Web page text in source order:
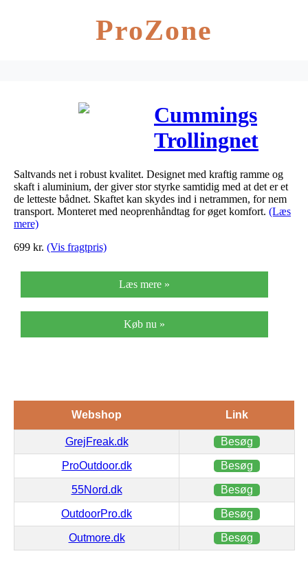
ProZone
Cummings
Trollingnet
Saltvands net i robust kvalitet. Designet med kraftig ramme og
skaft i aluminium, der giver stor styrke samtidig med at det er et
de letteste bådnet. Skaftet kan skydes ind i netrammen, for nem
transport. Monteret med neoprenhåndtag for øget komfort. (Læs
mere)
699 kr. (Vis fragtpris)
Læs mere »
Køb nu »
Webshop Link
GrejFreak.dk Besøg
ProOutdoor.dk Besøg
55Nord.dk Besøg
OutdoorPro.dk Besøg
Outmore.dk Besøg